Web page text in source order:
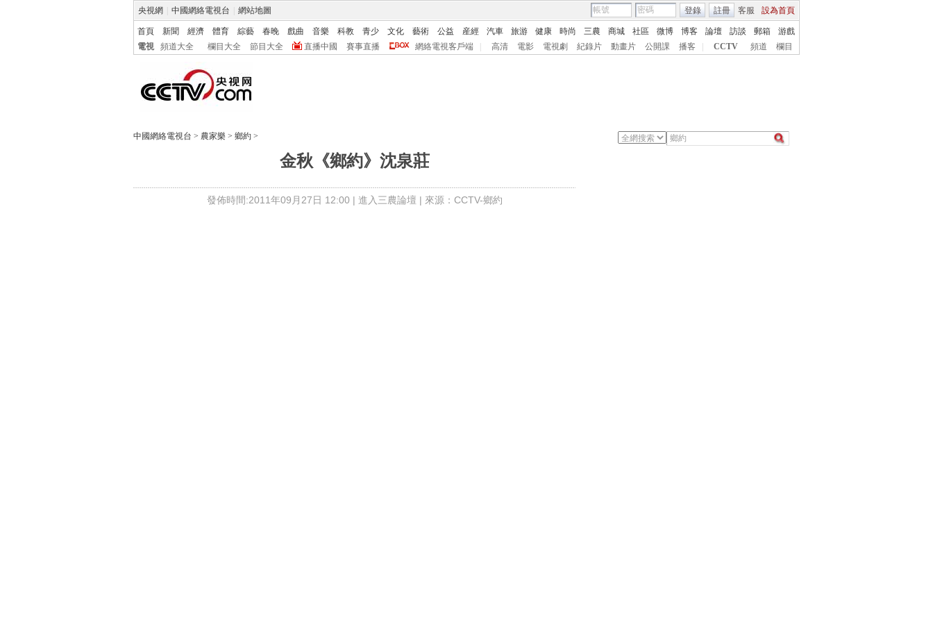
央視網 中國網絡電視台 網站地圖 客服 設為首頁
登錄 註冊
首頁 新聞 經濟 體育 綜藝 春晚 戲曲 音樂 科教 青少 文化 藝術 公益 産經 汽車 旅游 健康 時尚 三農 商城 社區 微博 博客 論壇 訪談 郵箱
游戲
電視
頻道大全 欄目大全 節目大全 直播中國 賽事直播 網絡電視客戶端 高清 電影 電視劇 紀錄片 動畫片 公開課 播客 CCTV 頻道 欄目
中國網絡電視台 > 農家樂 > 鄉約 >
金秋《鄉約》沈泉莊
發佈時間:2011年09月27日 12:00 | 進入三農論壇 | 來源：CCTV-鄉約